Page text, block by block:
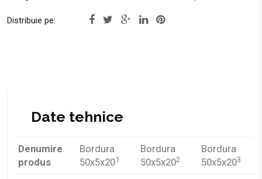
Distribuie pe:
Denumire
produs
Bordura
50x5x201
Bordura
50x5x202
Bordura
50x5x203